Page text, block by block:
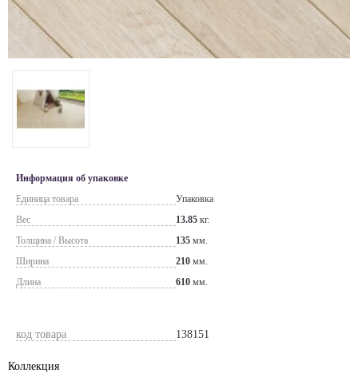
Информация об упаковке
Единица товара
Упаковка
Вес
13.85 кг.
Толщина / Высота
135 мм.
Ширина
210 мм.
Длина
610 мм.
код товара 138151
Коллекция